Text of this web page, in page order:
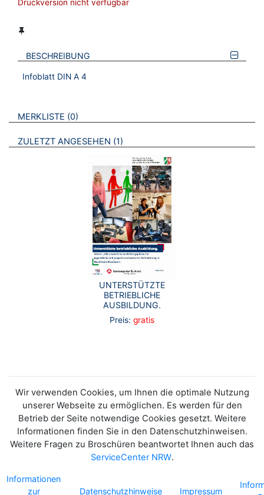
Druckversion nicht verfügbar
BESCHREIBUNG
Infoblatt DIN A 4
VERWEISE AUF VERMERKTE- ODER ZULETZT ANGESEHENE
MERKLISTE 0 BROSCHÜREN
ZULETZT ANGESEHEN 1 BROSCHÜREN
UNTERSTÜTZTE
BETRIEBLICHE
AUSBILDUNG.
Preis: gratis
Wir verwenden Cookies, um Ihnen die optimale Nutzung
unserer Webseite zu ermöglichen. Es werden für den
Betrieb der Seite notwendige Cookies gesetzt. Weitere
Informationen finden Sie in den Datenschutzhinweisen.
Weitere Fragen zu Broschüren beantwortet Ihnen auch das
ServiceCenter NRW.
Informationen
zur
Datenschutzhinweise Impressum